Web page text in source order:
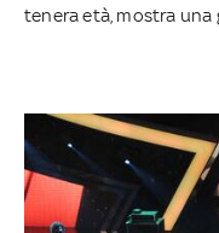
tenera età, mostra una